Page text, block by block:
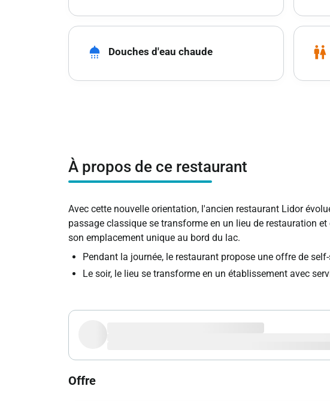
shower Douches d'eau chaude wc
À propos de ce restaurant
Avec cette nouvelle orientation, l'ancien restaurant Lidor
passage classique se transforme en un lieu de restauration
son emplacement unique au bord du lac.
Pendant la journée, le restaurant propose une offre de
Le soir, le lieu se transforme en un établissement avec
Offre